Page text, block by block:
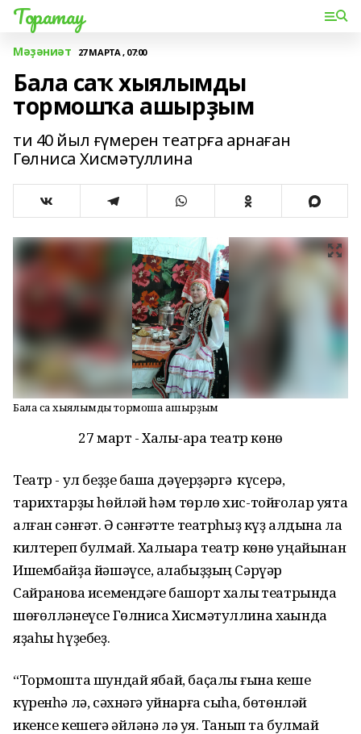
Торатау
Мәҙәниәт 27 МАРТА , 07:00
Бала саҡ хыялымды
тормошҡа ашырҙым
ти 40 йыл ғүмерен театрға арнаған
Гөлниса Хисмәтуллина
Бала саҡ хыялымды тормошҡа ашырҙым
27 март - Халыҡ-ара театр көнө
Театр - ул беҙҙе башҡа дәүерҙәргә күсерә,
тарихтарҙы һөйләй һәм төрлө хис-тойғолар уята
алған сәнғәт. Ә сәнғәтте театрһыҙ күҙ алдына ла
килтереп булмай. Халыҡара театр көнө уңайынан
Ишембайҙа йәшәүсе, ҡалабыҙҙың Сәрүәр
Сайранова исемендәге башҡорт халыҡ театрында
шөғөлләнеүсе Гөлниса Хисмәтуллина хаҡында
яҙаһы һүҙебеҙ.
“Тормошта шундай ябай, баҫалҡы ғына кеше
күренһә лә, сәхнәгә уйнарға сыҡһа, бөтөнләй
икенсе кешегә әйләнә лә ҡуя. Танып та булмай